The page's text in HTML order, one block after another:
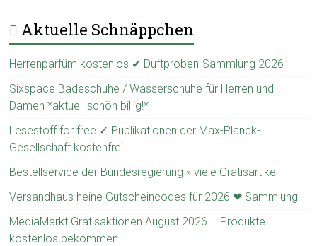
Aktuelle Schnäppchen
Herrenparfüm kostenlos ✔ Duftproben-Sammlung 2026
Sixspace Badeschuhe / Wasserschuhe für Herren und
Damen *aktuell schön billig!*
Lesestoff for free ✓ Publikationen der Max-Planck-
Gesellschaft kostenfrei
Bestellservice der Bundesregierung » viele Gratisartikel
Versandhaus heine Gutscheincodes für 2026 ❤ Sammlung
MediaMarkt Gratisaktionen August 2026 – Produkte
kostenlos bekommen